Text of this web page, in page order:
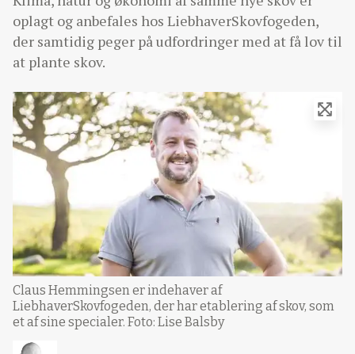
oplagt og anbefales hos LiebhaverSkovfogeden,
der samtidig peger på udfordringer med at få lov til
at plante skov.
Claus Hemmingsen er indehaver af
LiebhaverSkovfogeden, der har etablering af skov, som
et af sine specialer. Foto: Lise Balsby